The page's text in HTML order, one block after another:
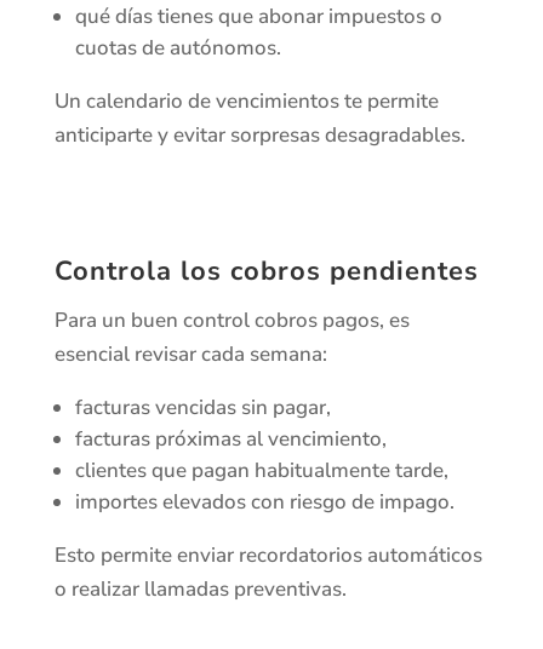
qué días tienes que abonar impuestos o
cuotas de autónomos.
Un calendario de vencimientos te permite
anticiparte y evitar sorpresas desagradables.
Controla los cobros pendientes
Para un buen control cobros pagos, es
esencial revisar cada semana:
facturas vencidas sin pagar,
facturas próximas al vencimiento,
clientes que pagan habitualmente tarde,
importes elevados con riesgo de impago.
Esto permite enviar recordatorios automáticos
o realizar llamadas preventivas.